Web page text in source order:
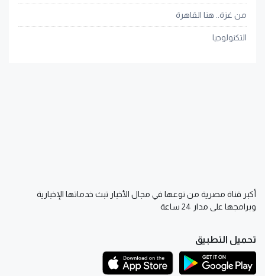
من غزة.. هنا القاهرة
التكنولوجيا
أكبر قناة مصرية من نوعها في مجال الأخبار تبث خدماتها الإخبارية
وبرامجها على مدار 24 ساعة
تحميل التطبيق